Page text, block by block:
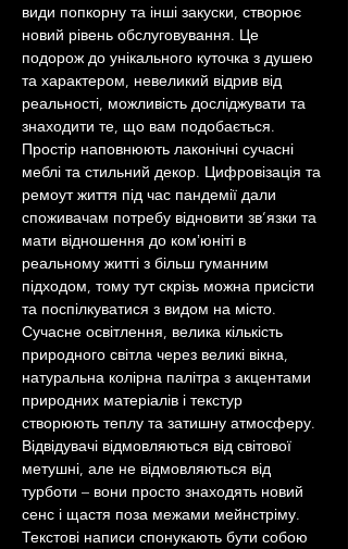
види попкорну та інші закуски, створює
новий рівень обслуговування. Це
подорож до унікального куточка з душею
та характером, невеликий відрив від
реальності, можливість досліджувати та
знаходити те, що вам подобається.
Простір наповнюють лаконічні сучасні
меблі та стильний декор. Цифровізація та
ремоут життя під час пандемії дали
споживачам потребу відновити зв’язки та
мати відношення до комʼюніті в
реальному житті з більш гуманним
підходом, тому тут скрізь можна присісти
та поспілкуватися з видом на місто.
Сучасне освітлення, велика кількість
природного світла через великі вікна,
натуральна колірна палітра з акцентами
природних матеріалів і текстур
створюють теплу та затишну атмосферу.
Відвідувачі відмовляються від світової
метушні, але не відмовляються від
турботи – вони просто знаходять новий
сенс і щастя поза межами мейнстріму.
Текстові написи спонукають бути собою